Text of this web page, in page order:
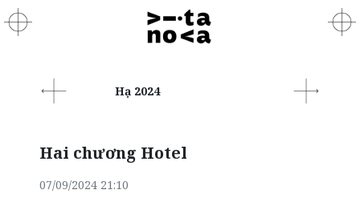
Hạ 2024
Hai chương Hotel
07/09/2024 21:10